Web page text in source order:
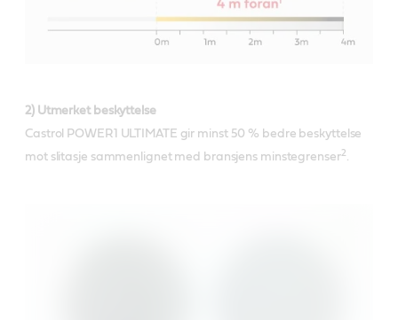
2) Utmerket beskyttelse
Castrol POWER1 ULTIMATE gir minst 50 % bedre beskyttelse
mot slitasje sammenlignet med bransjens minstegrenser2 .